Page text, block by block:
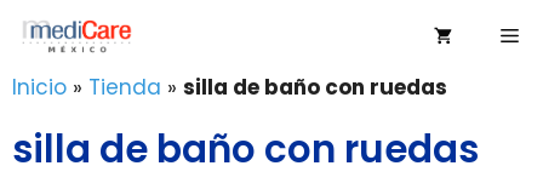
Saltar
contenido
Inicio » Tienda » silla de baño con ruedas
silla de baño con ruedas